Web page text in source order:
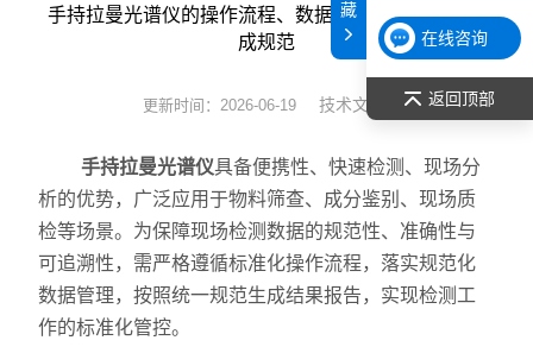
膜厚仪
拉曼光谱仪
差示/热重/差热/热分析
红外光谱（IR、傅立叶）
手持拉曼光谱仪的操作流程、数据管理与结果报告生
成规范
更新时间：2026-06-19 技术文章
手持拉曼光谱仪具备便携性、快速检测、现场分
析的优势，广泛应用于物料筛查、成分鉴别、现场质
检等场景。为保障现场检测数据的规范性、准确性与
可追溯性，需严格遵循标准化操作流程，落实规范化
数据管理，按照统一规范生成结果报告，实现检测工
作的标准化管控。
在线咨询
返回顶部
藏